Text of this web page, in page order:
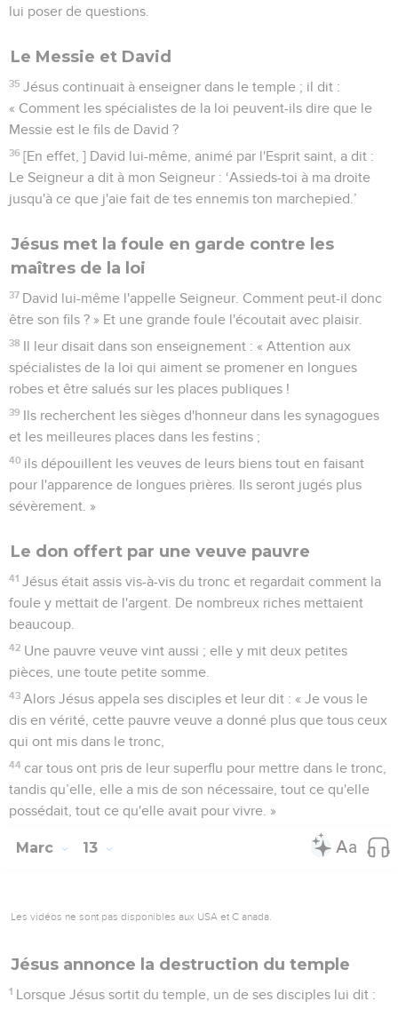
lui poser de questions.
Le Messie et David
35 Jésus continuait à enseigner dans le temple ; il dit :
« Comment les spécialistes de la loi peuvent-ils dire que le
Messie est le fils de David ?
36 [En effet, ] David lui-même, animé par l'Esprit saint, a dit :
Le Seigneur a dit à mon Seigneur : ‘Assieds-toi à ma droite
jusqu'à ce que j'aie fait de tes ennemis ton marchepied.’
Jésus met la foule en garde contre les
maîtres de la loi
37 David lui-même l'appelle Seigneur. Comment peut-il donc
être son fils ? » Et une grande foule l'écoutait avec plaisir.
38 Il leur disait dans son enseignement : « Attention aux
spécialistes de la loi qui aiment se promener en longues
robes et être salués sur les places publiques !
39 Ils recherchent les sièges d'honneur dans les synagogues
et les meilleures places dans les festins ;
40 ils dépouillent les veuves de leurs biens tout en faisant
pour l'apparence de longues prières. Ils seront jugés plus
sévèrement. »
Le don offert par une veuve pauvre
41 Jésus était assis vis-à-vis du tronc et regardait comment la
foule y mettait de l'argent. De nombreux riches mettaient
beaucoup.
42 Une pauvre veuve vint aussi ; elle y mit deux petites
pièces, une toute petite somme.
43 Alors Jésus appela ses disciples et leur dit : « Je vous le
dis en vérité, cette pauvre veuve a donné plus que tous ceux
qui ont mis dans le tronc,
44 car tous ont pris de leur superflu pour mettre dans le tronc,
tandis qu’elle, elle a mis de son nécessaire, tout ce qu'elle
possédait, tout ce qu'elle avait pour vivre. »
Marc 13
Les vidéos ne sont pas disponibles aux USA et C anada.
Jésus annonce la destruction du temple
1 Lorsque Jésus sortit du temple, un de ses disciples lui dit :